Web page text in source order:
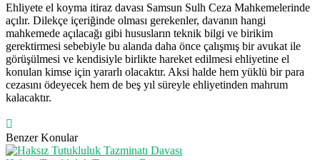
Ehliyete el koyma itiraz davası Samsun Sulh Ceza Mahkemelerinde
açılır. Dilekçe içeriğinde olması gerekenler, davanın hangi
mahkemede açılacağı gibi hususların teknik bilgi ve birikim
gerektirmesi sebebiyle bu alanda daha önce çalışmış bir avukat ile
görüşülmesi ve kendisiyle birlikte hareket edilmesi ehliyetine el
konulan kimse için yararlı olacaktır. Aksi halde hem yüklü bir para
cezasını ödeyecek hem de beş yıl süreyle ehliyetinden mahrum
kalacaktır.
Benzer Konular